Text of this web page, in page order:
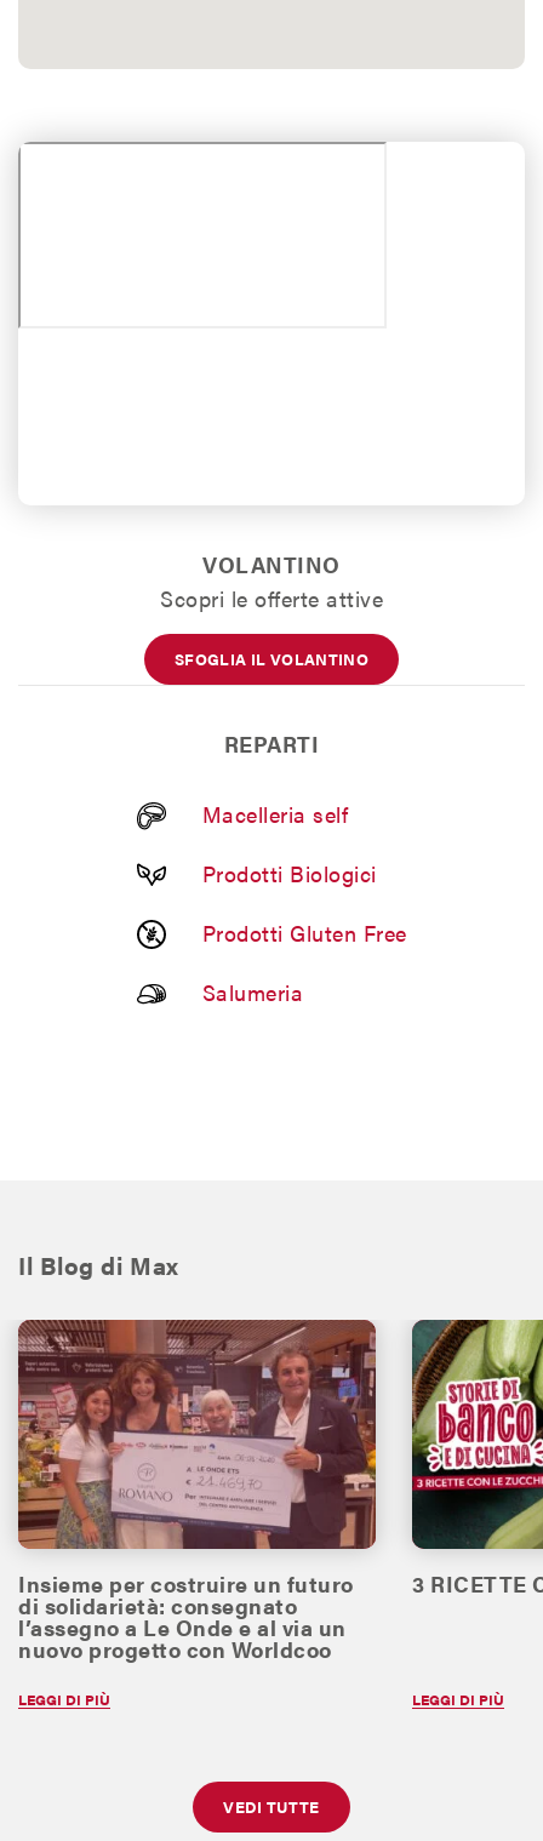
VOLANTINO
Scopri le offerte attive
SFOGLIA IL VOLANTINO
REPARTI
Macelleria self
Prodotti Biologici
Prodotti Gluten Free
Salumeria
Il Blog di Max
Insieme per costruire un futuro
di solidarietà: consegnato
l’assegno a Le Onde e al via un
nuovo progetto con Worldcoo
LEGGI DI PIÙ
3 RICETTE
LEGGI DI PIÙ
VEDI TUTTE